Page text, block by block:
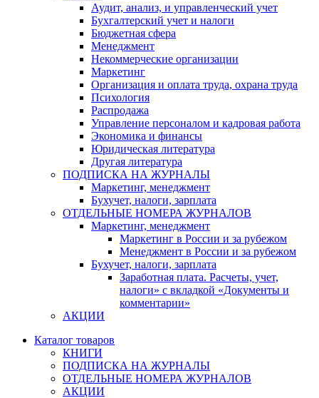
Аудит, анализ, и управленческий учет
Бухгалтерский учет и налоги
Бюджетная сфера
Менеджмент
Некоммерческие организации
Маркетинг
Организация и оплата труда, охрана труда
Психология
Распродажа
Управление персоналом и кадровая работа
Экономика и финансы
Юридическая литература
Другая литература
ПОДПИСКА НА ЖУРНАЛЫ
Маркетинг, менеджмент
Бухучет, налоги, зарплата
ОТДЕЛЬНЫЕ НОМЕРА ЖУРНАЛОВ
Маркетинг, менеджмент
Маркетинг в России и за рубежом
Менеджмент в России и за рубежом
Бухучет, налоги, зарплата
Заработная плата. Расчеты, учет,
налоги» с вкладкой «Документы и
комментарии»
АКЦИИ
Каталог товаров
КНИГИ
ПОДПИСКА НА ЖУРНАЛЫ
ОТДЕЛЬНЫЕ НОМЕРА ЖУРНАЛОВ
АКЦИИ